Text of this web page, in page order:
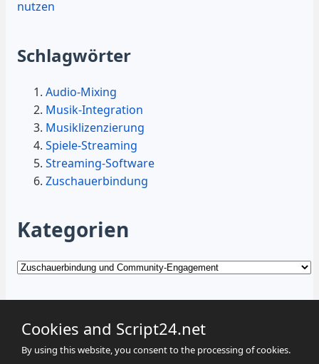
nutzen
Schlagwörter
Audio-Mixing
Musik-Integration
Musiklizenzierung
Spiele-Streaming
Streaming-Software
Zuschauerbindung
Kategorien
Kategorien
Cookies and Script24.net
By using this website, you consent to the processing of cookies.